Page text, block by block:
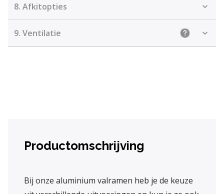
8. Afkitopties
9. Ventilatie Uitleg:
Productomschrijving
Bij onze aluminium valramen heb je de keuze